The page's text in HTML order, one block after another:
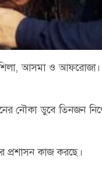
শিলা, আসমা ও
নৌকা ডুবে তিনজন
প্রশাসন কাজ করছে।